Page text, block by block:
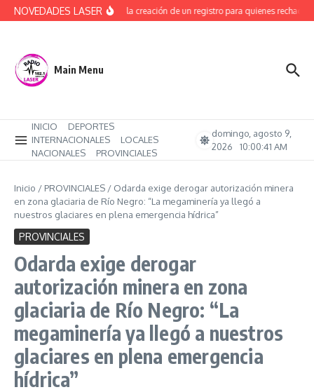
Saltar al contenido
NOVEDADES LASERAvanza la creación de un registro para quienes rechacen
Main Menu
INICIO
DEPORTES
INTERNACIONALES
LOCALES
NACIONALES
PROVINCIALES
domingo, agosto 9,
2026
10:00:42 AM
Inicio / PROVINCIALES / Odarda exige derogar autorización minera
en zona glaciaria de Río Negro: “La megaminería ya llegó a
nuestros glaciares en plena emergencia hídrica”
PROVINCIALES
Odarda exige derogar
autorización minera en zona
glaciaria de Río Negro: “La
megaminería ya llegó a nuestros
glaciares en plena emergencia
hídrica”